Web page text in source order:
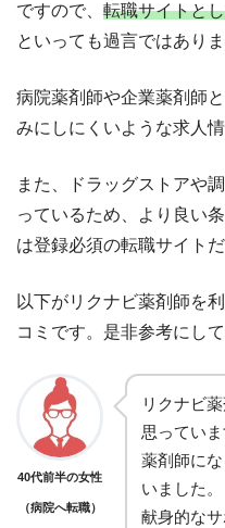
ですので、 転職サイトと
といっても過言ではありま
病院薬剤師や企業薬剤師
みにしにくいような求人
また、ドラッグストアや
っているため、より良い
は登録必須の転職サイトだ
以下がリクナビ薬剤師を
コミです。是非参考にして
40代前半の女性
（病院へ転職）
リクナビ
思ってい
薬剤師に
いました
献身的な